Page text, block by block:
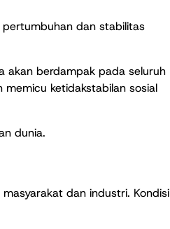
dan stabilitas
akan berdampak pada seluruh
ketidakstabilan sosial
dunia.
dan industri. Kondisi